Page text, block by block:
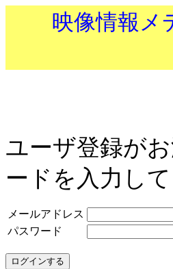
映像情報メ
ユーザ登録が
ードを入力し
メールアドレス
パスワード